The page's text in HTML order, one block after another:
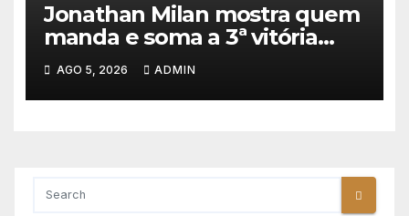
Jonathan Milan mostra quem
manda e soma a 3ª vitória
consecutiva na Volta a
Polónia
AGO 5, 2026 ADMIN